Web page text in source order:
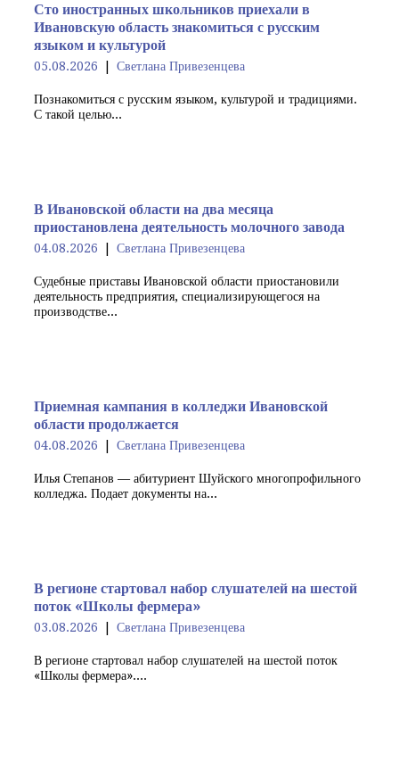
Сто иностранных школьников приехали в
Ивановскую область знакомиться с русским
языком и культурой
05.08.2026 Светлана Привезенцева
Познакомиться с русским языком, культурой и традициями.
С такой целью...
В Ивановской области на два месяца
приостановлена деятельность молочного завода
04.08.2026 Светлана Привезенцева
Судебные приставы Ивановской области приостановили
деятельность предприятия, специализирующегося на
производстве...
Приемная кампания в колледжи Ивановской
области продолжается
04.08.2026 Светлана Привезенцева
Илья Степанов — абитуриент Шуйского многопрофильного
колледжа. Подает документы на...
В регионе стартовал набор слушателей на шестой
поток «Школы фермера»
03.08.2026 Светлана Привезенцева
В регионе стартовал набор слушателей на шестой поток
«Школы фермера»....